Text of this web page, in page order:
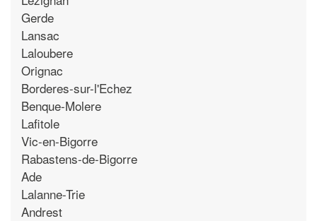
Gerde
Lansac
Laloubere
Orignac
Borderes-sur-l'Echez
Benque-Molere
Lafitole
Vic-en-Bigorre
Rabastens-de-Bigorre
Ade
Lalanne-Trie
Andrest